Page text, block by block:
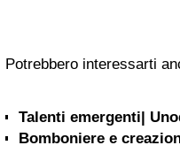
Potrebbero interessarti
Talenti emergenti|
Bomboniere e